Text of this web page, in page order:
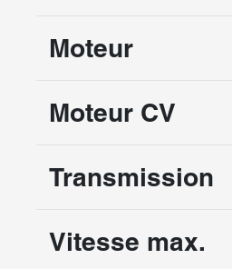
Moteur
Moteur CV
Transmission
Vitesse max.